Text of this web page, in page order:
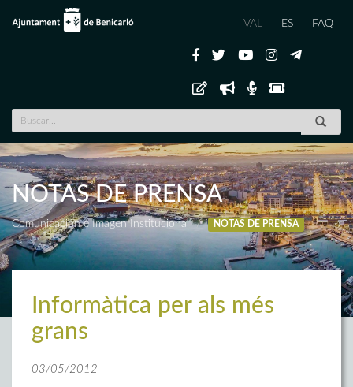
VAL ES FAQ
NOTAS DE PRENSA
Comunicación e Imagen Institucional NOTAS DE PRENSA
Informàtica per als més
grans
03/05/2012